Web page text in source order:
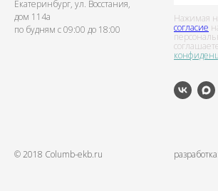
Екатеринбург, ул. Восстания,
дом 114а
по будням с 09:00 до 18:00
Нажимая
согласие
© 2018 Columb-ekb.ru